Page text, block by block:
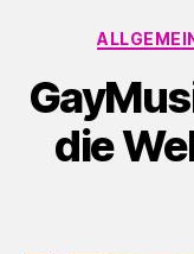
die